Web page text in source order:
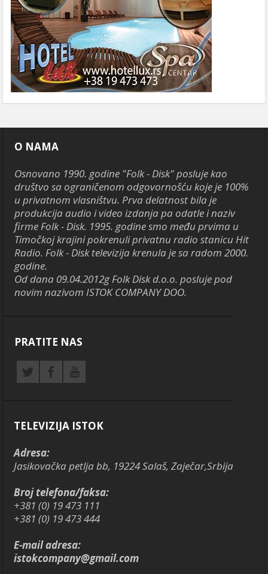
O NAMA
Osnovano 1990. godine "Folk - Disk" posluje kao
društvo sa ograničenom odgovornošću koje je 100%
u privatnom vlasništvu. Prva delatnost bila je
produkcija audio i video izdanja pa odatle i naziv
firme Folk - Disk. 1995. godine smo među prvima u
Timočkoj krajini pokrenuli privatnu radio stanicu Hit
Radio. Folk - Disk televizija krenula je sa radom 2000.
godine.
Od dana 09.04.2012g Folk Disk d.o.o. posluje pod
novim nazivom ISTOK COMPANY DOO.
PRATITE NAS
TELEVIZIJA ISTOK
Adresa:
Jasikovačka petlja bb, 19224 Salaš, Zaječar,Srbija
Broj telefona/faksa:
+381 (0) 19 473 111
+381 (0) 19 473 444
E-mail adresa:
istokcompany@gmail.com